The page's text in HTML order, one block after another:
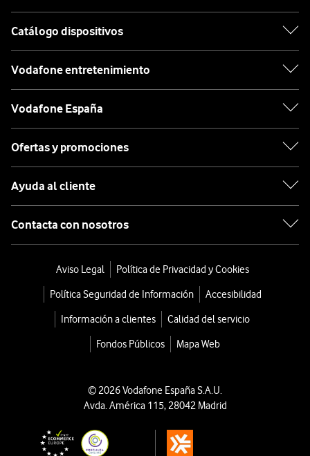
Catálogo dispositivos
Vodafone entretenimiento
Vodafone España
Ofertas y promociones
Ayuda al cliente
Contacta con nosotros
Aviso Legal
Política de Privacidad y Cookies
Política Seguridad de Información
Accesibilidad
Información a clientes
Calidad del servicio
Fondos Públicos
Mapa Web
© 2026 Vodafone España S.A.U.
Avda. América 115, 28042 Madrid